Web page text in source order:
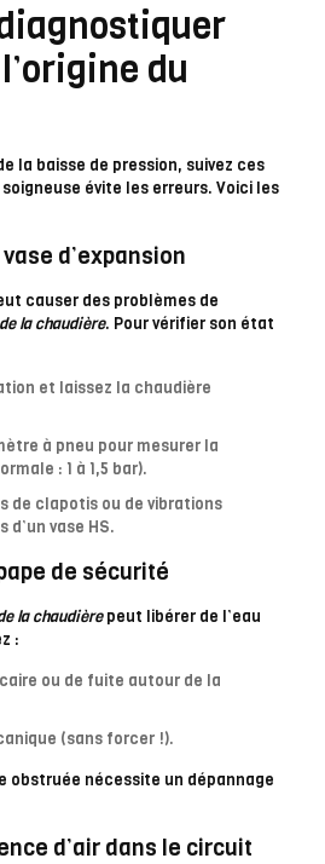
du
la baisse de pression, suivez ces
évite les erreurs. Voici les
d’expansion
causer des problèmes de
la chaudière. Pour vérifier son état
et laissez la chaudière
à pneu pour mesurer la
: 1 à 1,5 bar).
de clapotis ou de vibrations
d’un vase HS.
de sécurité
la chaudièrepeut libérer de l’eau
:
ou de fuite autour de la
(sans forcer !).
obstruée nécessite un dépannage
d’air dans le circuit